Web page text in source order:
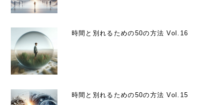
時間と別れるための50の方法 Vol.16
時間と別れるための50の方法 Vol.15